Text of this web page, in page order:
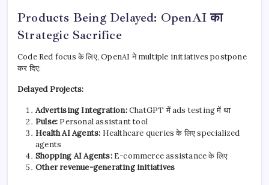
Products Being Delayed: OpenAI का
Strategic Sacrifice
Code Red focus के लिए, OpenAI ने multiple initiatives postpone
कर दिए:
Delayed Projects:
Advertising Integration:ChatGPT में ads testing में था
Pulse: Personal assistant tool
Health AI Agents: Healthcare queries के लिए specialized
agents
Shopping AI Agents:E-commerce assistance के लिए
Other revenue-generating initiatives